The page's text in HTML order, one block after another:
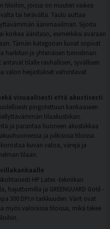
tiloihin, joissa on muuten vaikea
tai terävältä. Taulu auttaa
äänimaailman. Sijoita
korkea äänitaso, esimerkiksi avaraan
Tämän kategorian kuvat sopivat
harkitun ja yhtenäisen tunnelman.
tilalle rauhallisen, syvällisen
valon heijastukset vahvistavat
visuaalisesti että akustisesti
pingotettuun kankaaseen
tilaakustiikan.
ja parantaa huoneen akustiikkaa
ja julkisissa tiloissa.
kuvan valoa, värejä ja
tilaan.
HP Latex -tekniikan
hajuttomilla ja GREENGUARD Gold -
300 DPI:n tarkkuuden. Värit ovat
myös valoisissa tiloissa, mikä tekee